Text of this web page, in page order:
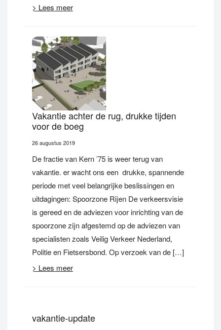
> Lees meer
Vakantie achter de rug, drukke tijden
voor de boeg
26 augustus 2019
De fractie van Kern ’75 is weer terug van
vakantie. er wacht ons een drukke, spannende
periode met veel belangrijke beslissingen en
uitdagingen: Spoorzone Rijen De verkeersvisie
is gereed en de adviezen voor inrichting van de
spoorzone zijn afgestemd op de adviezen van
specialisten zoals Veilig Verkeer Nederland,
Politie en Fietsersbond. Op verzoek van de […]
> Lees meer
vakantie-update